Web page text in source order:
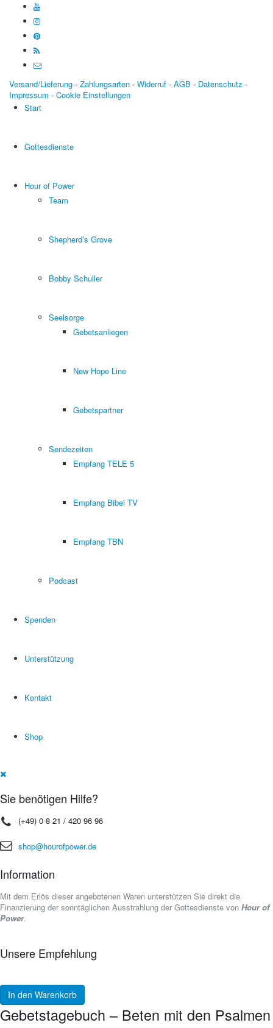
Versand/Lieferung - Zahlungsarten - Widerruf - AGB - Datenschutz -
Impressum - Cookie Einstellungen
Start
Gottesdienste
Hour of Power
Team
Shepherd’s Grove
Bobby Schuller
Seelsorge
Gebetsanliegen
New Hope Line
Gebetspartner
Sendezeiten
Empfang TELE 5
Empfang Bibel TV
Empfang TBN
Podcast
Spenden
Unterstützung
Kontakt
Shop
Sie benötigen Hilfe?
(+49) 0 8 21 / 420 96 96
shop@hourofpower.de
Information
Mit dem Erlös dieser angebotenen Waren unterstützen Sie direkt die
Finanzierung der sonntäglichen Ausstrahlung der Gottesdienste von Hour of
Power.
Unsere Empfehlung
In den Warenkorb
Gebetstagebuch – Beten mit den Psalmen